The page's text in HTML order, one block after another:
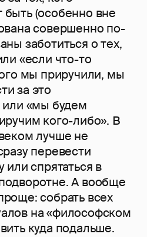
(особенно вне
совершенно по-
заботиться о тех,
«если что-то
мы приручили, мы
за это
или «мы будем
кого-либо». В
лучше не
перевести
или спрятаться в
А вообще
собрать всех
на «философском
куда подальше.